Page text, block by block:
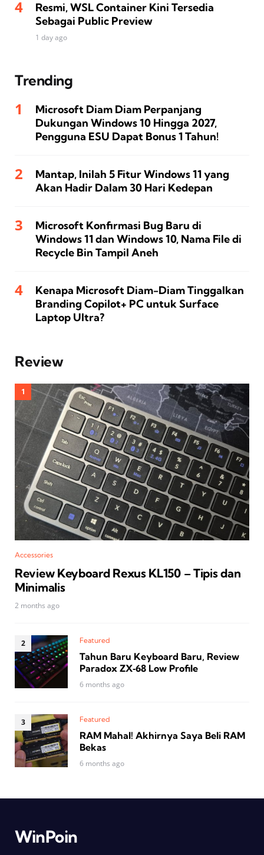
Resmi, WSL Container Kini Tersedia
Sebagai Public Preview
1 day ago
Trending
Microsoft Diam Diam Perpanjang
Dukungan Windows 10 Hingga 2027,
Pengguna ESU Dapat Bonus 1 Tahun!
Mantap, Inilah 5 Fitur Windows 11 yang
Akan Hadir Dalam 30 Hari Kedepan
Microsoft Konfirmasi Bug Baru di
Windows 11 dan Windows 10, Nama File di
Recycle Bin Tampil Aneh
Kenapa Microsoft Diam-Diam Tinggalkan
Branding Copilot+ PC untuk Surface
Laptop Ultra?
Review
Accessories
Review Keyboard Rexus KL150 – Tipis dan
Minimalis
2 months ago
Featured
Tahun Baru Keyboard Baru, Review
Paradox ZX‑68 Low Profile
6 months ago
Featured
RAM Mahal! Akhirnya Saya Beli RAM
Bekas
6 months ago
WinPoin